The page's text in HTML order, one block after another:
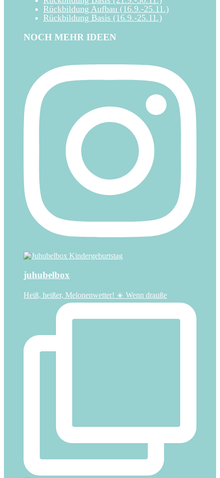
Rückbildung Aufbau (16.9.-25.11.)
Rückbildung Basis (16.9.-25.11.)
NOCH MEHR IDEEN
juhubelbox
Heiß, heißer, Melonenwetter! ☀️ Wenn drauße